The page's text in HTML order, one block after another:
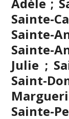
Sainte-
Sainte-
Sainte-
Julie ;
Saint-
Sainte-